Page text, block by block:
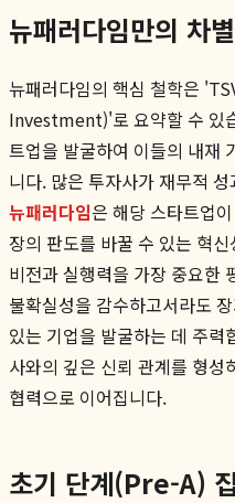
뉴패러다임만의 차
뉴패러다임의 핵심 철학은
Investment)'로 요약할 수 있
트업을 발굴하여 이들의 내재
니다. 많은 투자사가 재무적
뉴패러다임은 해당 스타트업
장의 판도를 바꿀 수 있는 혁
비전과 실행력을 가장 중요한
불확실성을 감수하고서라도
있는 기업을 발굴하는 데 주력
사와의 깊은 신뢰 관계를 형성
협력으로 이어집니다.
초기 단계(Pre-A)